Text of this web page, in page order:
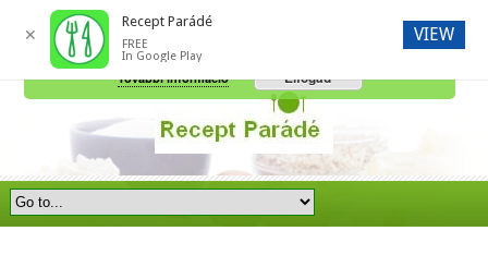
A honlap további használatához a sütik használatát el kell fogadni.
További információ
Elfogad
✕
Recept Parádé
FREE
In Google Play
VIEW